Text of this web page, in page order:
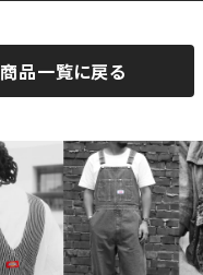
商品一覧に戻る